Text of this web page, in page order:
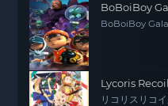
BoBoiBoy
BoBoiBoy
Lycoris Recoil
リコリスリコ